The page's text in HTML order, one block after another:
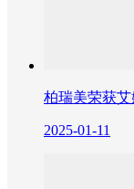
柏瑞美荣获艾
2025-01-11